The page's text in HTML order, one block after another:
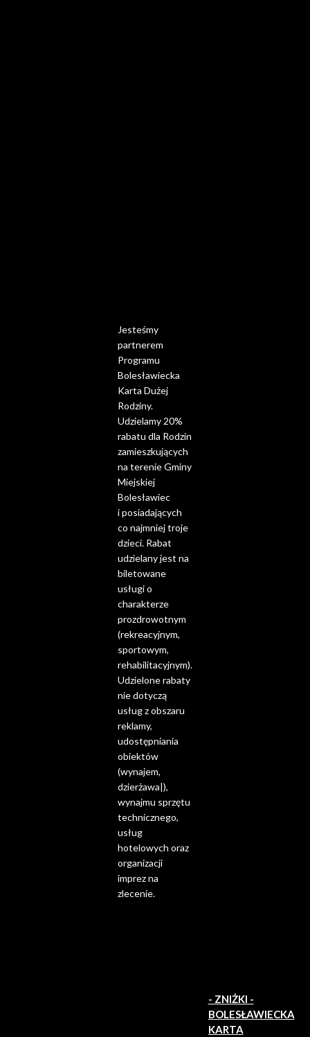
Jesteśmy
partnerem
Programu
Bolesławiecka
Karta Dużej
Rodziny.
Udzielamy 20%
rabatu dla Rodzin
zamieszkujących
na terenie Gminy
Miejskiej
Bolesławiec
i posiadających
co najmniej troje
dzieci. Rabat
udzielany jest na
biletowane
usługi o
charakterze
prozdrowotnym
(rekreacyjnym,
sportowym,
rehabilitacyjnym).
Udzielone rabaty
nie dotyczą
usług z obszaru
reklamy,
udostępniania
obiektów
(wynajem,
dzierżawa|),
wynajmu sprzętu
technicznego,
usług
hotelowych oraz
organizacji
imprez na
zlecenie.
- ZNIŻKI -
BOLESŁAWIECKA
KARTA